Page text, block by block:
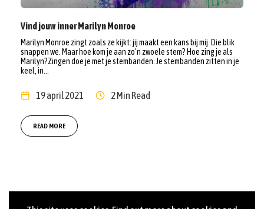
Vind jouw inner Marilyn Monroe
Marilyn Monroe zingt zoals ze kijkt: jij maakt een kans bij mij. Die blik
snappen we. Maar hoe kom je aan zo’n zwoele stem? Hoe zing je als
Marilyn?Zingen doe je met je stembanden. Je stembanden zitten in je
keel, in...
19 april 2021 2 Min Read
READ MORE